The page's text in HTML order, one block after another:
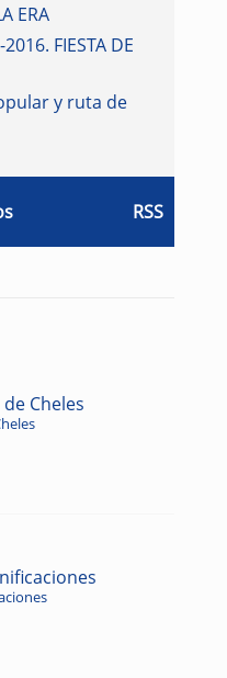
ERA
2016. FIESTA DE
y ruta de
RSS
Cheles